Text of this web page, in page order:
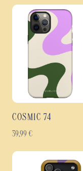
COSMIC 74
39,99 €